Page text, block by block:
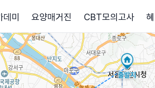
미 요양매거진 CBT모의고사